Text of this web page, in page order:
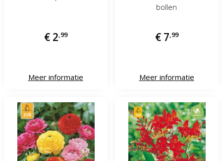
€ 2 99
Meer informatie
bollen
€ 7 99
Meer informatie